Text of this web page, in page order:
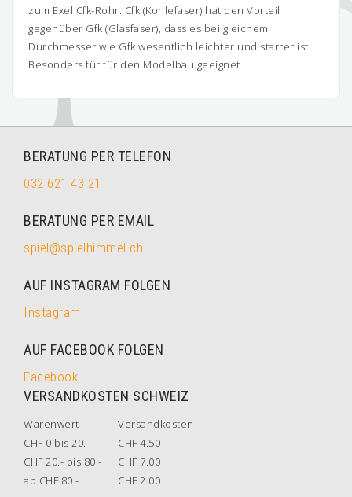
zum Exel Cfk-Rohr. Cfk (Kohlefaser) hat den Vorteil
gegenüber Gfk (Glasfaser), dass es bei gleichem
Durchmesser wie Gfk wesentlich leichter und starrer ist.
Besonders für für den Modelbau geeignet.
BERATUNG PER TELEFON
032 621 43 21
BERATUNG PER EMAIL
spiel@spielhimmel.ch
AUF INSTAGRAM FOLGEN
Instagram
AUF FACEBOOK FOLGEN
Facebook
VERSANDKOSTEN SCHWEIZ
Warenwert
Versandkosten
CHF 0 bis 20.-
CHF 4.50
CHF 20.- bis 80.-
CHF 7.00
ab CHF 80.-
CHF 2.00